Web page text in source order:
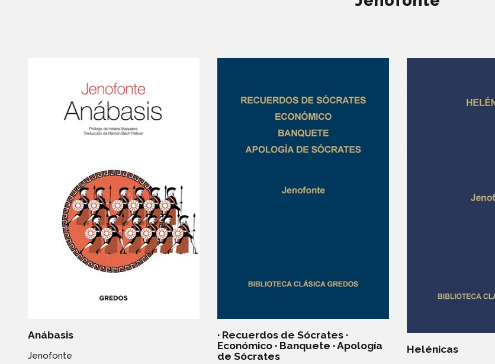
Anábasis
Jenofonte
· Recuerdos de Sócrates ·
Económico · Banquete · Apología
de Sócrates
Helénicas